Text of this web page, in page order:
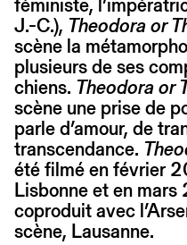
J.-C.), Theodora or
scène la
plusieurs de ses
chiens. Theodora or
scène une prise de
parle d’amour, de
transcendance.
été filmé en février
Lisbonne et en
coproduit avec
scène, Lausanne.